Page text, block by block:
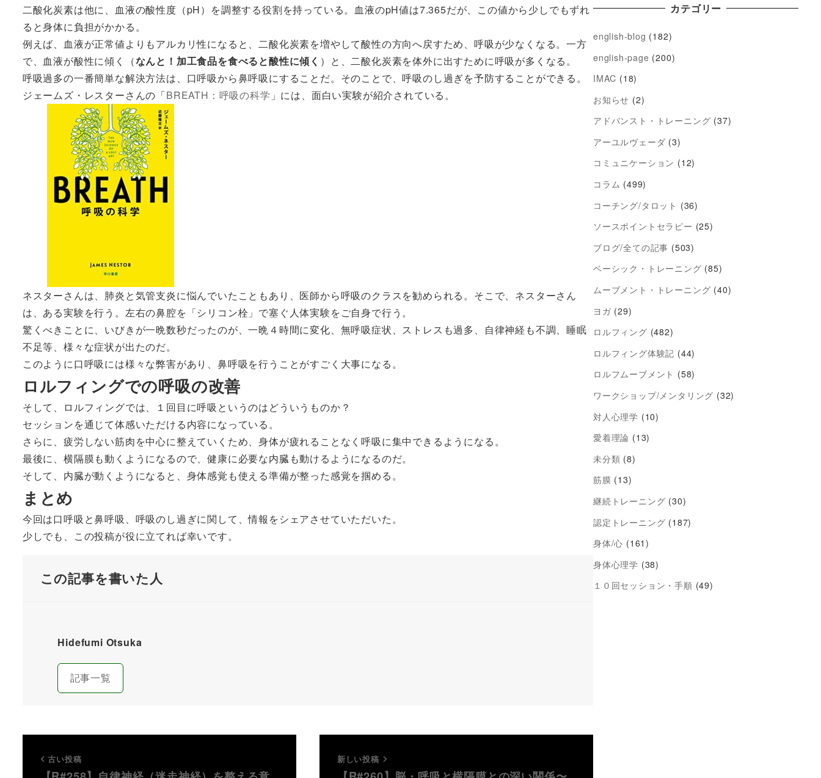
二酸化炭素は他に、血液の酸性度（pH）を調整する役割を持っている。血液のpH値は7.365だが、この値から少しでもずれ
ると身体に負担がかかる。
例えば、血液が正常値よりもアルカリ性になると、二酸化炭素を増やして酸性の方向へ戻すため、呼吸が少なくなる。一方
で、血液が酸性に傾く（なんと！加工食品を食べると酸性に傾く ）と、二酸化炭素を体外に出すために呼吸が多くなる。
呼吸過多の一番簡単な解決方法は、口呼吸から鼻呼吸にすることだ。そのことで、呼吸のし過ぎを予防することができる。
ジェームズ・レスターさんの「BREATH：呼吸の科学 」には、面白い実験が紹介されている。
ネスターさんは、肺炎と気管支炎に悩んでいたこともあり、医師から呼吸のクラスを勧められる。そこで、ネスターさん
は、ある実験を行う。左右の鼻腔を「シリコン栓」で塞ぐ人体実験をご自身で行う。
驚くべきことに、いびきが一晩数秒だったのが、一晩４時間に変化、無呼吸症状、ストレスも過多、自律神経も不調、睡眠
不足等、様々な症状が出たのだ。
このように口呼吸には様々な弊害があり、鼻呼吸を行うことがすごく大事になる。
ロルフィングでの呼吸の改善
そして、ロルフィングでは、１回目に呼吸というのはどういうものか？
セッションを通じて体感いただける内容になっている。
さらに、疲労しない筋肉を中心に整えていくため、身体が疲れることなく呼吸に集中できるようになる。
最後に、横隔膜も動くようになるので、健康に必要な内臓も動けるようになるのだ。
そして、内臓が動くようになると、身体感覚も使える準備が整った感覚を掴める。
まとめ
今回は口呼吸と鼻呼吸、呼吸のし過ぎに関して、情報をシェアさせていただいた。
少しでも、この投稿が役に立てれば幸いです。
この記事を書いた人
Hidefumi Otsuka
記事一覧
古い投稿 新しい投稿
カテゴリー
english-blog (182)
english-page (200)
IMAC (18)
お知らせ (2)
アドバンスト・トレーニング (37)
アーユルヴェーダ (3)
コミュニケーション (12)
コラム (499)
コーチング/タロット (36)
ソースポイントセラピー (25)
ブログ/全ての記事 (503)
ベーシック・トレーニング (85)
ムーブメント・トレーニング (40)
ヨガ (29)
ロルフィング (482)
ロルフィング体験記 (44)
ロルフムーブメント (58)
ワークショップ/メンタリング (32)
対人心理学 (10)
愛着理論 (13)
未分類 (8)
筋膜 (13)
継続トレーニング (30)
認定トレーニング (187)
身体/心 (161)
身体心理学 (38)
１０回セッション・手順 (49)